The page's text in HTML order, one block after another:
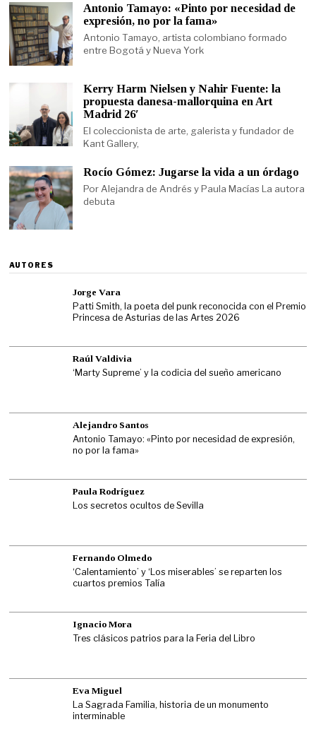
Antonio Tamayo: «Pinto por necesidad de
expresión, no por la fama»
Antonio Tamayo, artista colombiano formado
entre Bogotá y Nueva York
Kerry Harm Nielsen y Nahir Fuente: la
propuesta danesa-mallorquina en Art
Madrid 26′
El coleccionista de arte, galerista y fundador de
Kant Gallery,
Rocío Gómez: Jugarse la vida a un órdago
Por Alejandra de Andrés y Paula Macías La autora
debuta
AUTORES
Jorge Vara
Patti Smith, la poeta del punk reconocida con el Premio
Princesa de Asturias de las Artes 2026
Raúl Valdivia
‘Marty Supreme’ y la codicia del sueño americano
Alejandro Santos
Antonio Tamayo: «Pinto por necesidad de expresión,
no por la fama»
Paula Rodríguez
Los secretos ocultos de Sevilla
Fernando Olmedo
‘Calentamiento’ y ‘Los miserables’ se reparten los
cuartos premios Talía
Ignacio Mora
Tres clásicos patrios para la Feria del Libro
Eva Miguel
La Sagrada Familia, historia de un monumento
interminable